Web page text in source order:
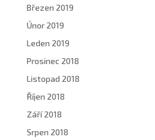
Březen 2019
Únor 2019
Leden 2019
Prosinec 2018
Listopad 2018
Říjen 2018
Září 2018
Srpen 2018